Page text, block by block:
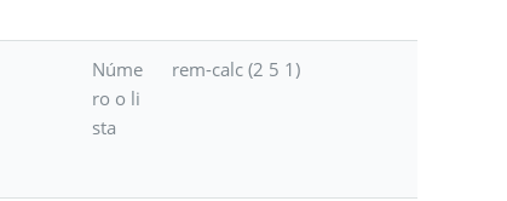
Núme
ro o li
sta
rem-calc (2 5 1)